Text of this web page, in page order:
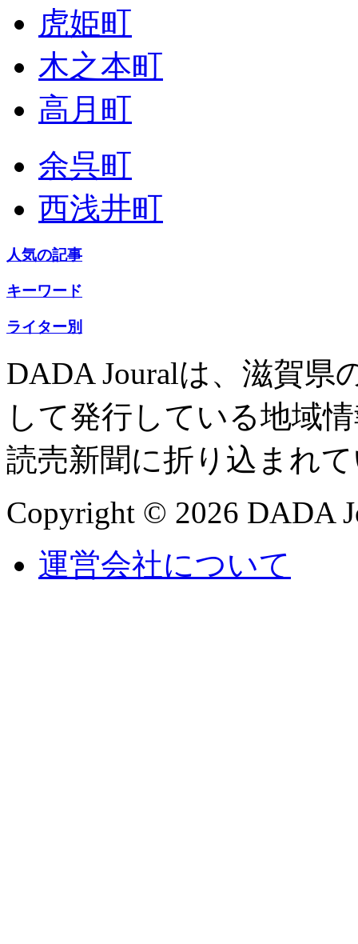
虎姫町
木之本町
高月町
余呉町
西浅井町
人気の記事
キーワード
ライター別
DADA Jouralは、滋賀県
して発行している地域
読売新聞に折り込まれ
Copyright © 2026 DADA
運営会社について